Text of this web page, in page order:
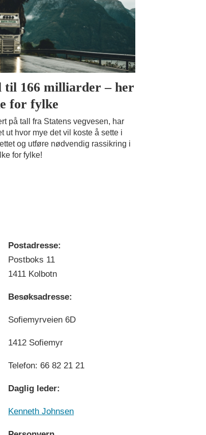
til 166 milliarder – her
for fylke
på tall fra Statens vegvesen, har
ut hvor mye det vil koste å sette i
og utføre nødvendig rassikring i
for fylke!
Postadresse:
Postboks 11
1411 Kolbotn
Besøksadresse:
Sofiemyrveien 6D
1412 Sofiemyr
Telefon: 66 82 21 21
Daglig leder:
Kenneth Johnsen